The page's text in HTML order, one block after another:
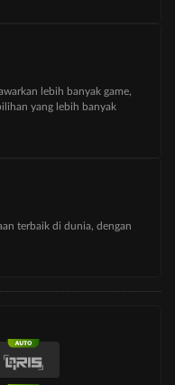
lebih banyak game,
yang lebih banyak
terbaik di dunia, dengan